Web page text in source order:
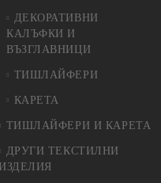
ДЕКОРАТИВНИ
КАЛЪФКИ И
ВЪЗГЛАВНИЦИ
ТИШЛАЙФЕРИ
КАРЕТА
ТИШЛАЙФЕРИ И КАРЕТА
ДРУГИ ТЕКСТИЛНИ
ИЗДЕЛИЯ